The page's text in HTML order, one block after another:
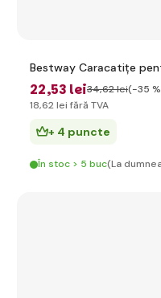
Bestway Caracatițe
22,53 lei34,62 lei(-35
18,62 lei fără TVA
+ 4 puncte
În stoc > 5 buc(La